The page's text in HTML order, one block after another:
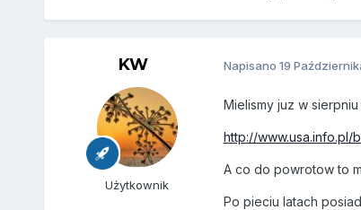
KW
Użytkownik
Napisano 19
Mielismy juz w
http://www.usa.info.pl/
A co do powrotow to
Po pieciu latach